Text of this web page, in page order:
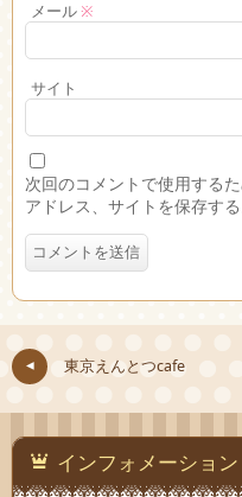
メール※
サイト
次回のコメントで使用する
アドレス、サイトを保存する
東京えんとつcafe
インフォメーション